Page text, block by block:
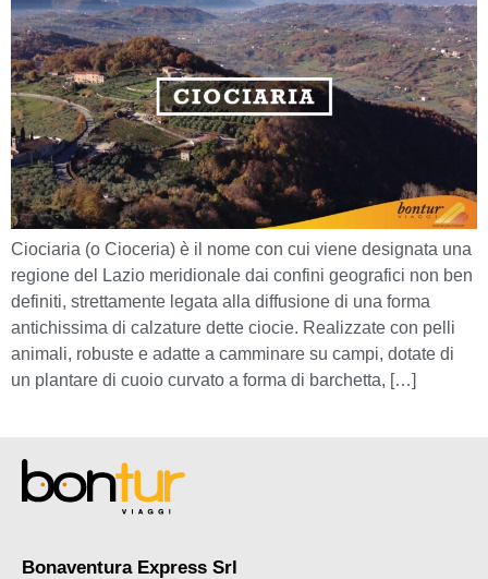
Ciociaria (o Cioceria) è il nome con cui viene designata una
regione del Lazio meridionale dai confini geografici non ben
definiti, strettamente legata alla diffusione di una forma
antichissima di calzature dette ciocie. Realizzate con pelli
animali, robuste e adatte a camminare su campi, dotate di
un plantare di cuoio curvato a forma di barchetta, […]
Bonaventura Express Srl